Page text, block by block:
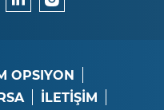
OPSIYON
İLETİŞİM